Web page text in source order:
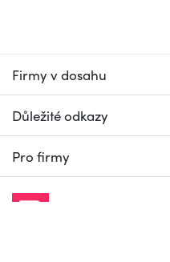
Firmy v dosahu
Důležité odkazy
Pro firmy